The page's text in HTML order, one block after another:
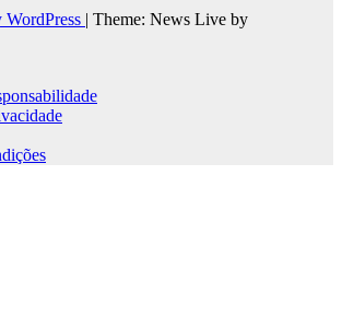
| Theme: News Live by